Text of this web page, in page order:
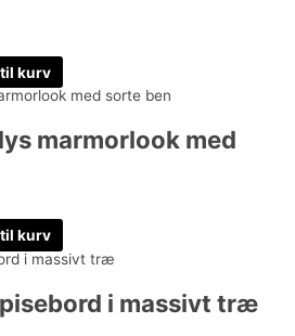
kurv
marmorlook med
kurv
i massivt træ